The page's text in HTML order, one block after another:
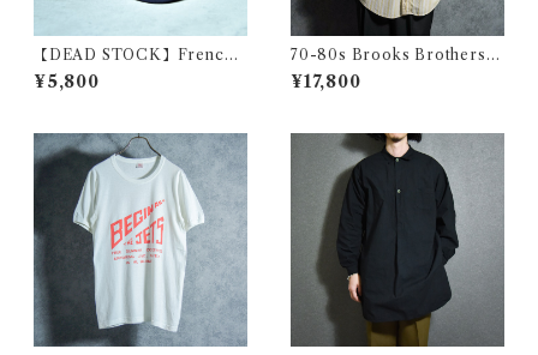
【DEAD STOCK】French
Navy Cap フランス 海軍 キャ
ップ ジェットキャップ
¥5,800
70-80s Brooks Brothers
Makers 6 buttons Shirts ブ
ルックスブラザーズ 6ボタン
¥17,800